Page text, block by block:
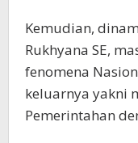
Kemudian,
Rukhyana SE,
fenomena
keluarnya yakni
Pemerintahan